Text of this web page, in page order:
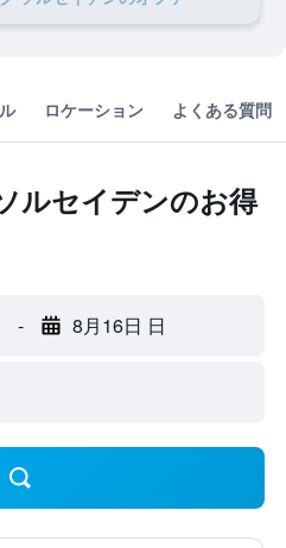
ロケーション よくある質問
ルセイデンのお得
- 8月16日 日